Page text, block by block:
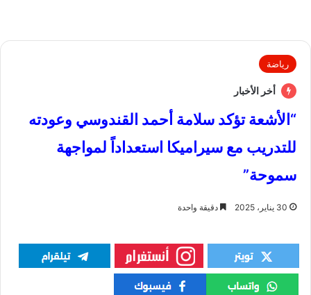
رياضة
أخر الأخبار
“الأشعة تؤكد سلامة أحمد القندوسي وعودته
للتدريب مع سيراميكا استعداداً لمواجهة
سموحة”
30 يناير، 2025 دقيقة واحدة